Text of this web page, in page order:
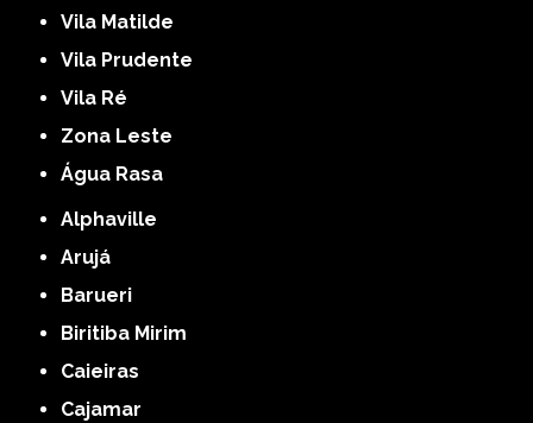
Vila Matilde
Vila Prudente
Vila Ré
Zona Leste
Água Rasa
Alphaville
Arujá
Barueri
Biritiba Mirim
Caieiras
Cajamar